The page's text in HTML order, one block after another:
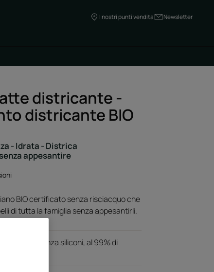
I nostri punti vendita Newsletter
districante -
districante BIO
- Idrata - Districa
appesantire
BIO certificato senza risciacquo che
di tutta la famiglia senza appesantirli.
Formula senza siliconi, al 99% di